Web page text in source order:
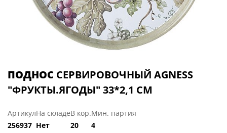
ПОДНОС СЕРВИРОВОЧНЫЙ AGNESS
"ФРУКТЫ.ЯГОДЫ" 33*2,1 СМ
Артикул
256937
На складе
Нет
В кор.
20
Мин. партия
4